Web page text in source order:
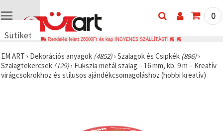
Sütiket
🍪 Cookie-
kat és
hasonló
0
Rendelés felett 26000Ft és kap INGYENES SZÁLLÍTÁST!
EM ART › Dekorációs anyagok (4852)› Szalagok és Csipkék (896)›
Szalagtekercsek (129)› Fukszia metál szalag – 16 mm, kb. 9 m – Kreatív
virágcsokrokhoz és stílusos ajándékcsomagoláshoz (hobbi kreatív)